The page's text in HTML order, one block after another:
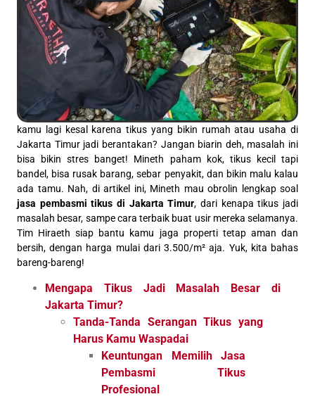
kamu lagi kesal karena tikus yang bikin rumah atau usaha di
Jakarta Timur jadi berantakan? Jangan biarin deh, masalah ini
bisa bikin stres banget! Mineth paham kok, tikus kecil tapi
bandel, bisa rusak barang, sebar penyakit, dan bikin malu kalau
ada tamu. Nah, di artikel ini, Mineth mau obrolin lengkap soal
jasa pembasmi tikus di Jakarta Timur, dari kenapa tikus jadi
masalah besar, sampe cara terbaik buat usir mereka selamanya.
Tim Hiraeth siap bantu kamu jaga properti tetap aman dan
bersih, dengan harga mulai dari 3.500/m² aja. Yuk, kita bahas
bareng-bareng!
Mengapa Tikus Jadi Masalah Besar di
Jakarta Timur?
Tanda-Tanda Serangan Tikus yang
Harus Kamu Waspadai
Keuntungan Memilih Jasa
Pembasmi Tikus
Profesional